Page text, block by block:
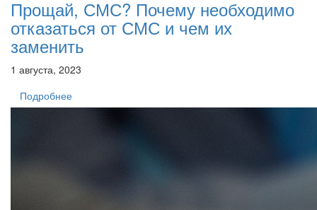
Прощай, СМС? Почему необходимо
отказаться от СМС и чем их
заменить
1 августа, 2023
Подробнее